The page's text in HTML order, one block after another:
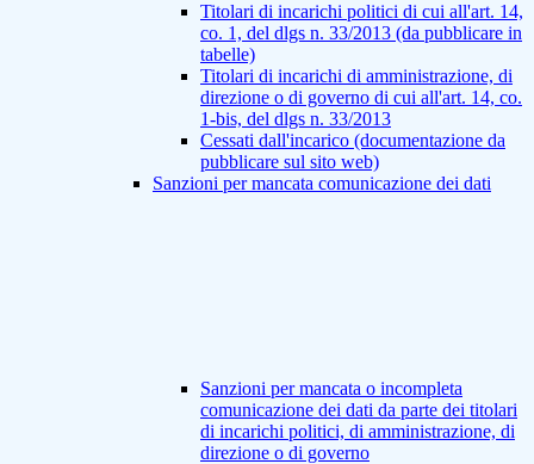
Titolari di incarichi politici di cui all'art. 14,
co. 1, del dlgs n. 33/2013 (da pubblicare in
tabelle)
Titolari di incarichi di amministrazione, di
direzione o di governo di cui all'art. 14, co.
1-bis, del dlgs n. 33/2013
Cessati dall'incarico (documentazione da
pubblicare sul sito web)
Sanzioni per mancata comunicazione dei dati
Sanzioni per mancata o incompleta
comunicazione dei dati da parte dei titolari
di incarichi politici, di amministrazione, di
direzione o di governo